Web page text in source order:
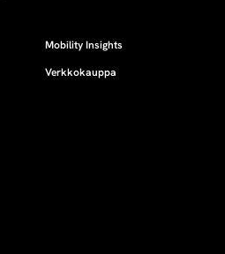
Mobility Insights
Verkkokauppa